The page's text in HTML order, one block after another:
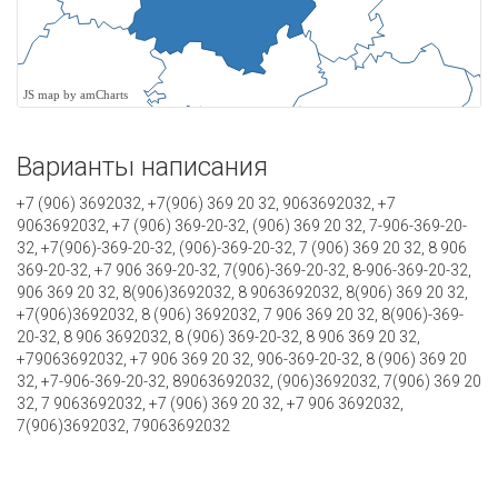
JS map by amCharts
Варианты написания
+7 (906) 3692032, +7(906) 369 20 32, 9063692032, +7
9063692032, +7 (906) 369-20-32, (906) 369 20 32, 7-906-369-20-
32, +7(906)-369-20-32, (906)-369-20-32, 7 (906) 369 20 32, 8 906
369-20-32, +7 906 369-20-32, 7(906)-369-20-32, 8-906-369-20-32,
906 369 20 32, 8(906)3692032, 8 9063692032, 8(906) 369 20 32,
+7(906)3692032, 8 (906) 3692032, 7 906 369 20 32, 8(906)-369-
20-32, 8 906 3692032, 8 (906) 369-20-32, 8 906 369 20 32,
+79063692032, +7 906 369 20 32, 906-369-20-32, 8 (906) 369 20
32, +7-906-369-20-32, 89063692032, (906)3692032, 7(906) 369 20
32, 7 9063692032, +7 (906) 369 20 32, +7 906 3692032,
7(906)3692032, 79063692032